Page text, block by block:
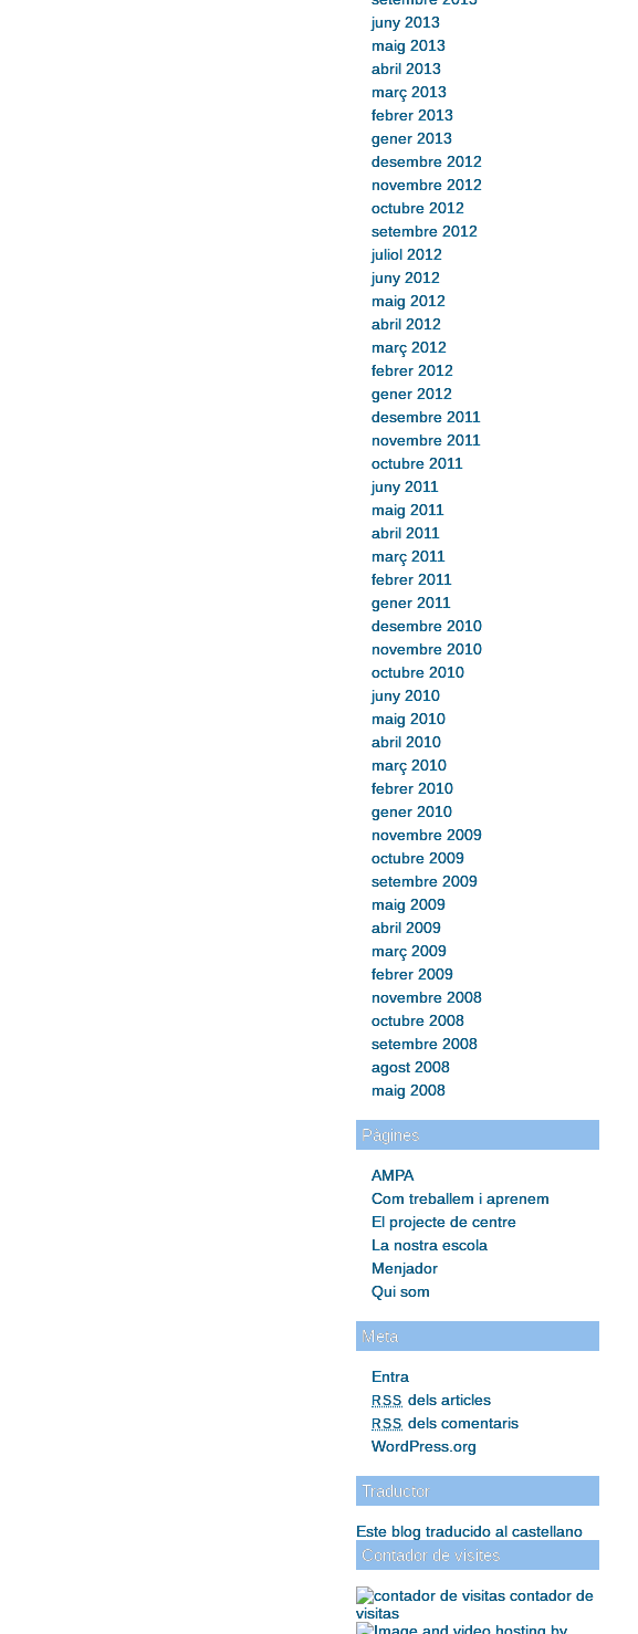
juny 2013
maig 2013
abril 2013
març 2013
febrer 2013
gener 2013
desembre 2012
novembre 2012
octubre 2012
setembre 2012
juliol 2012
juny 2012
maig 2012
abril 2012
març 2012
febrer 2012
gener 2012
desembre 2011
novembre 2011
octubre 2011
juny 2011
maig 2011
abril 2011
març 2011
febrer 2011
gener 2011
desembre 2010
novembre 2010
octubre 2010
juny 2010
maig 2010
abril 2010
març 2010
febrer 2010
gener 2010
novembre 2009
octubre 2009
setembre 2009
maig 2009
abril 2009
març 2009
febrer 2009
novembre 2008
octubre 2008
setembre 2008
agost 2008
maig 2008
Pàgines
AMPA
Com treballem i aprenem
El projecte de centre
La nostra escola
Menjador
Qui som
Meta
Entra
RSS dels articles
RSS dels comentaris
WordPress.org
Traductor
Este blog traducido al castellano
Contador de visites
contador de
visitas